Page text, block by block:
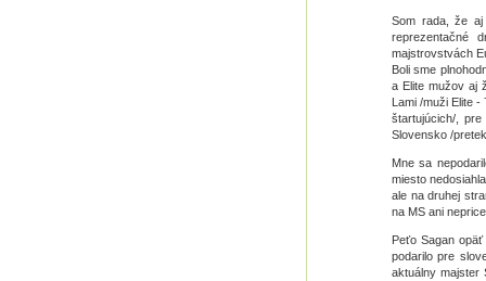
Som rada, že
reprezentačné
majstrovstvách
Boli sme
a Elite mužov aj
Lami /muži Elite
štartujúcich/,
Slovensko /
Mne sa
miesto
ale na druhej
na MS ani
Peťo Sagan
podarilo pre
aktuálny